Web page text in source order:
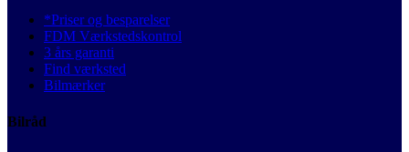
*Priser og besparelser
FDM Værkstedskontrol
3 års garanti
Find værksted
Bilmærker
Bilråd